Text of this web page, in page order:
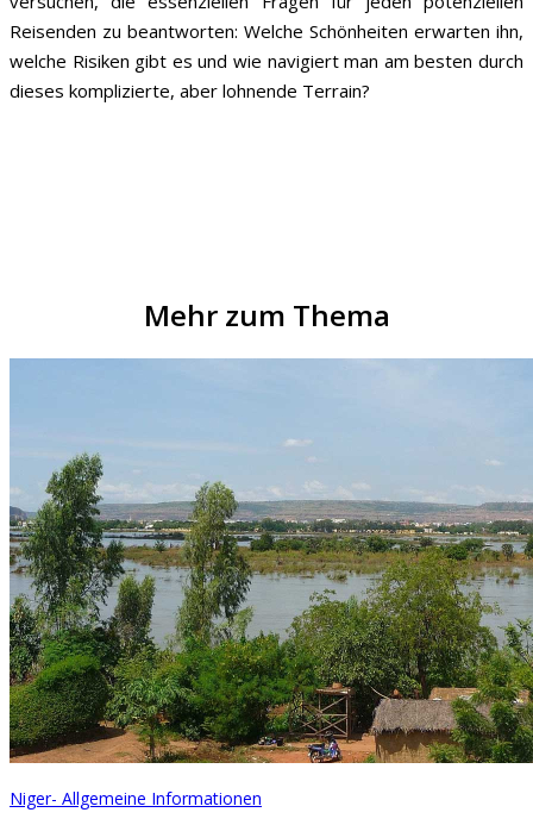
Reisenden zu beantworten: Welche Schönheiten erwarten ihn,
welche Risiken gibt es und wie navigiert man am besten durch
dieses komplizierte, aber lohnende Terrain?
Mehr zum Thema
Niger- Allgemeine Informationen